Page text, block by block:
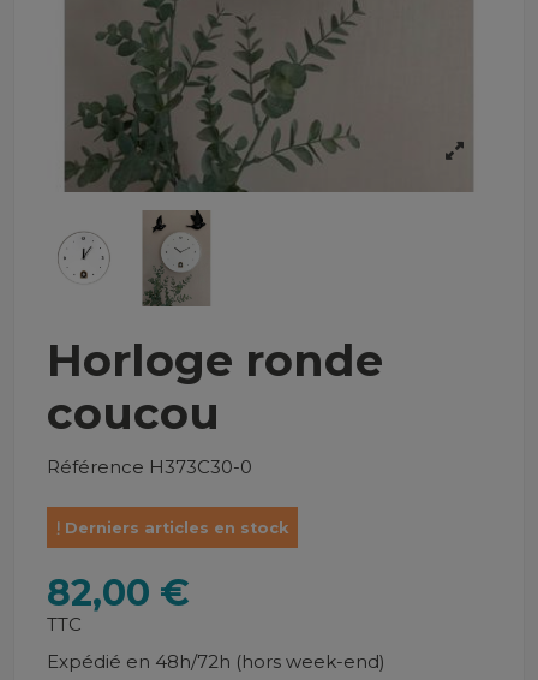
Horloge ronde
coucou
Référence H373C30-0
Derniers articles en stock
82,00 €
TTC
Expédié en 48h/72h (hors week-end)